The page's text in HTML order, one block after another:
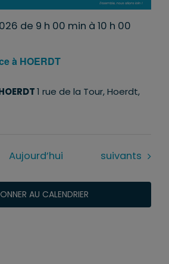
à HOERDT
de 9 h 00 min à 10 h 00
1 rue de la Tour, Hoerdt,
Aujourd’hui Évènements
suivants
AU CALENDRIER